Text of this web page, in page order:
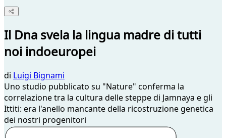
Il Dna svela la lingua madre di tutti
noi indoeuropei
di Luigi Bignami
Uno studio pubblicato su "Nature" conferma la
correlazione tra la cultura delle steppe di Jamnaya e gli
Ittiti: era l'anello mancante della ricostruzione genetica
dei nostri progenitori